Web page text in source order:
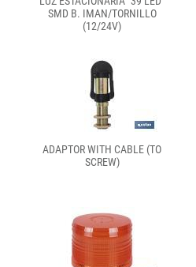
SMD B. IMAN/TORNILLO
(12/24V)
ADAPTOR WITH CABLE (TO
SCREW)